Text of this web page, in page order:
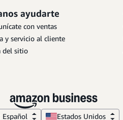
ayudarte
con ventas
y servicio al cliente
del sitio
Español Estados Unidos